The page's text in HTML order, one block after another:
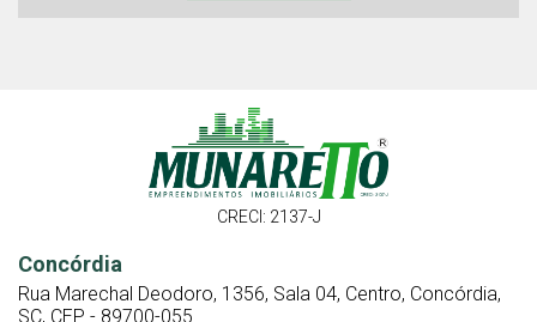
CRECI: 2137-J
Concórdia
Rua Marechal Deodoro, 1356, Sala 04, Centro, Concórdia,
SC, CEP - 89700-055